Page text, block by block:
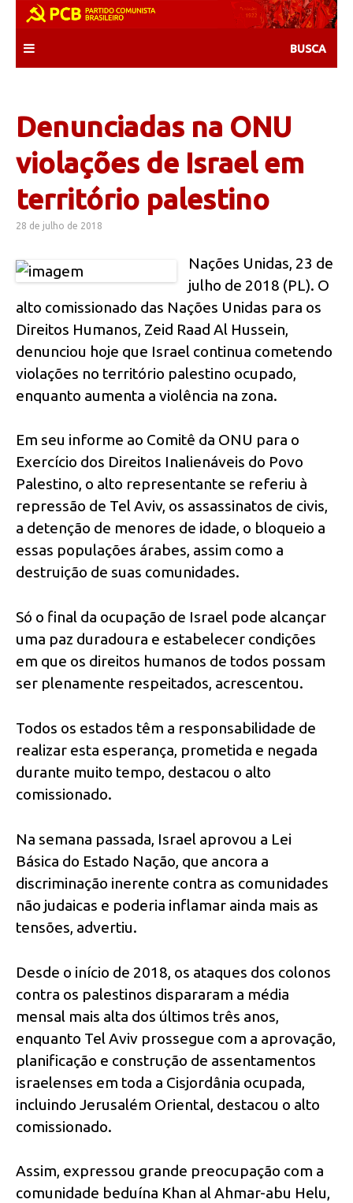
content
Denunciadas na ONU
violações de Israel em
território palestino
28 de julho de 2018
Nações Unidas, 23 de
julho de 2018 (PL). O
alto comissionado das Nações Unidas para os
Direitos Humanos, Zeid Raad Al Hussein,
denunciou hoje que Israel continua cometendo
violações no território palestino ocupado,
enquanto aumenta a violência na zona.
Em seu informe ao Comitê da ONU para o
Exercício dos Direitos Inalienáveis do Povo
Palestino, o alto representante se referiu à
repressão de Tel Aviv, os assassinatos de civis,
a detenção de menores de idade, o bloqueio a
essas populações árabes, assim como a
destruição de suas comunidades.
Só o final da ocupação de Israel pode alcançar
uma paz duradoura e estabelecer condições
em que os direitos humanos de todos possam
ser plenamente respeitados, acrescentou.
Todos os estados têm a responsabilidade de
realizar esta esperança, prometida e negada
durante muito tempo, destacou o alto
comissionado.
Na semana passada, Israel aprovou a Lei
Básica do Estado Nação, que ancora a
discriminação inerente contra as comunidades
não judaicas e poderia inflamar ainda mais as
tensões, advertiu.
Desde o início de 2018, os ataques dos colonos
contra os palestinos dispararam a média
mensal mais alta dos últimos três anos,
enquanto Tel Aviv prossegue com a aprovação,
planificação e construção de assentamentos
israelenses em toda a Cisjordânia ocupada,
incluindo Jerusalém Oriental, destacou o alto
comissionado.
Assim, expressou grande preocupação com a
comunidade beduína Khan al Ahmar-abu Helu,